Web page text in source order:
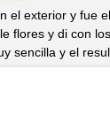
el exterior y fue
flores y di con
sencilla y el resul